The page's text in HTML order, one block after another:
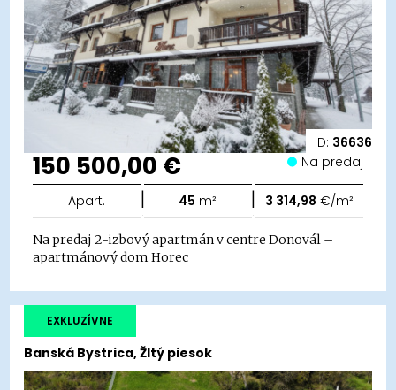
ID: 36636
150 500,00 € Na predaj
Apart. | 45 m² | 3 314,98 €/m²
Na predaj 2-izbový apartmán v centre Donovál –
apartmánový dom Horec
Banská Bystrica, Žltý piesok
EXKLUZÍVNE